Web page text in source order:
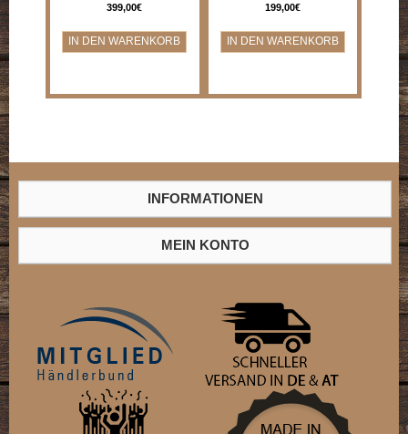
399,00€ 199,00€
INFORMATIONEN
MEIN KONTO